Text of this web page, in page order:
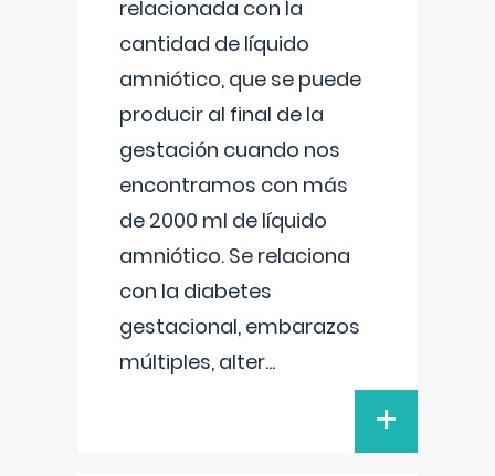
relacionada con la
cantidad de líquido
amniótico, que se puede
producir al final de la
gestación cuando nos
encontramos con más
de 2000 ml de líquido
amniótico. Se relaciona
con la diabetes
gestacional, embarazos
múltiples, alter...
+